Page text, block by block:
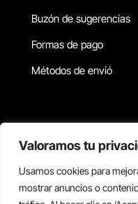
Valoramos tu
Usamos cookies para
mostrar anuncios o
Buzón de sugerencias
Formas de pago
Métodos de envió
Copyright © 2026